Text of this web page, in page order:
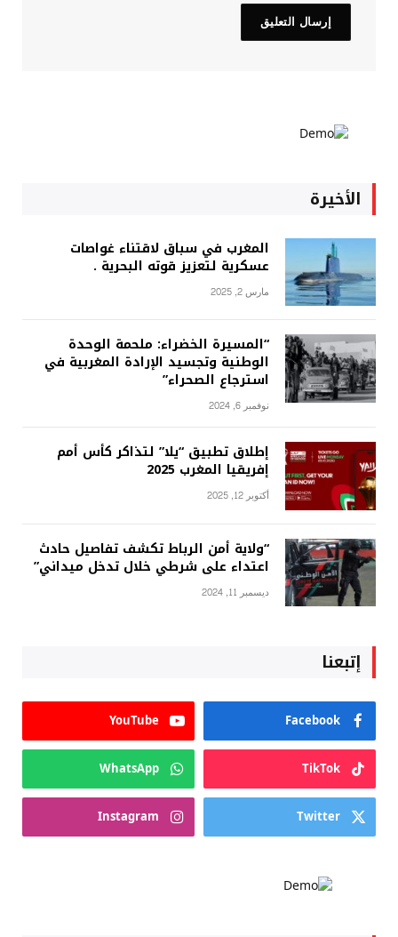
الأخيرة
المغرب في سباق لاقتناء غواصات
عسكرية لتعزيز قوته البحرية .
مارس 2, 2025
“المسيرة الخضراء: ملحمة الوحدة
الوطنية وتجسيد الإرادة المغربية في
استرجاع الصحراء”
نوفمبر 6, 2024
إطلاق تطبيق “يلا” لتذاكر كأس أمم
إفريقيا المغرب 2025
أكتوبر 12, 2025
“ولاية أمن الرباط تكشف تفاصيل حادث
اعتداء على شرطي خلال تدخل ميداني”
ديسمبر 11, 2024
إتبعنا
Facebook
YouTube
TikTok
WhatsApp
Twitter
Instagram